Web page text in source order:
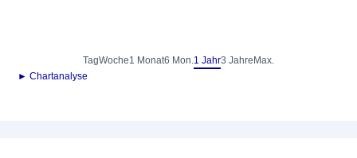
TagWoche1 Monat6 Mon.1 Jahr3 Jahre Max.
► Chartanalyse